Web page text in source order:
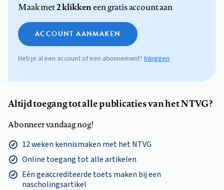
Maak met2 klikkeneen gratis account aan
ACCOUNT AANMAKEN
Heb je al een account of een abonnement? Inloggen
Altijd toegang tot alle publicaties van het NTVG?
Abonneer vandaag nog!
12 weken kennismaken met het NTVG
Online toegang tot alle artikelen
Eén geaccrediteerde toets maken bij een
nascholingsartikel